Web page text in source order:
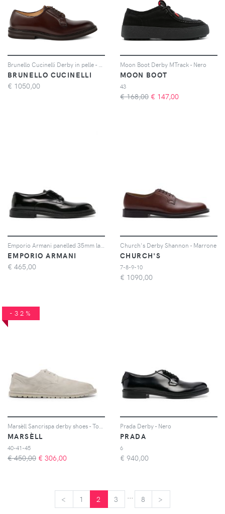
BRUNELLO CUCINELLI
€ 1050,00
Moon Boot Derby MTrack - Nero
MOON BOOT
43
€ 168,00 € 147,00
EMPORIO ARMANI
€ 465,00
Church's Derby Shannon - Marrone
CHURCH'S
7-8-9-10
€ 1090,00
-32%
MARSÈLL
40-41-45
€ 450,00 € 306,00
Prada Derby - Nero
PRADA
6
€ 940,00
< 1 2 3 ... 8 >